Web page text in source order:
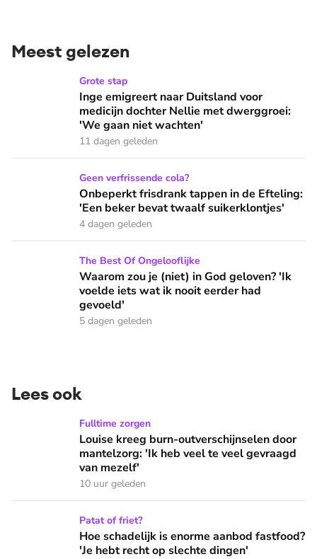
Meest gelezen
Inge emigreert naar Duitsland voor medicijn dochter
Grote stap
Inge emigreert naar Duitsland voor
medicijn dochter Nellie met dwerggroei:
'We gaan niet wachten'
11 dagen geleden
Onbeperkt frisdrank tappen in de Efteling: 'Een beker
Geen verfrissende cola?
Onbeperkt frisdrank tappen in de Efteling:
'Een beker bevat twaalf suikerklontjes'
4 dagen geleden
Waarom zou je (niet) in God geloven? 'Ik voelde iets wat
The Best Of Ongelooflijke
Waarom zou je (niet) in God geloven? 'Ik
voelde iets wat ik nooit eerder had
gevoeld'
5 dagen geleden
Lees ook
Louise kreeg burn-outverschijnselen door mantelzorg: 'Ik
Fulltime zorgen
Louise kreeg burn-outverschijnselen door
mantelzorg: 'Ik heb veel te veel gevraagd
van mezelf'
10 uur geleden
Hoe schadelijk is enorme aanbod fastfood? 'Je hebt recht
Patat of friet?
Hoe schadelijk is enorme aanbod fastfood?
'Je hebt recht op slechte dingen'